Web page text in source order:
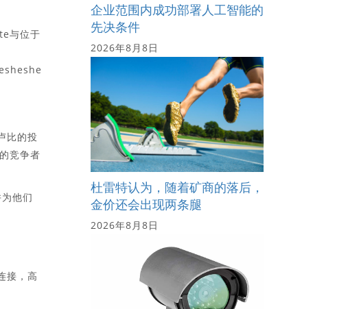
与位于
比的投
竞争者
他们
接，高
企业范围内成功部署人工智能的
先决条件
2026年8月8日
杜雷特认为，随着矿商的落后，
金价还会出现两条腿
2026年8月8日